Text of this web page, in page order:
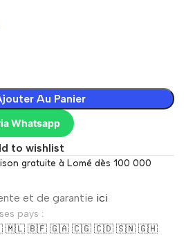
Au Panier
Whatsapp
to wishlist
gratuite à Lomé dès 100 000
et de garantie ici
pays :
🇲🇱 🇧🇫 🇬🇦 🇨🇬 🇨🇩 🇸🇳 🇬🇭